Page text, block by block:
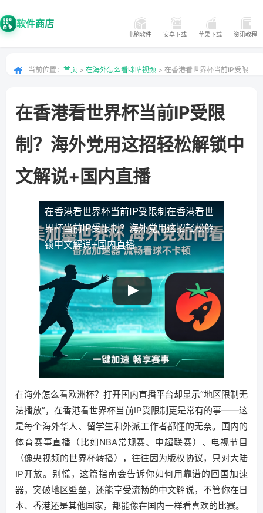
软件商店
电脑软件 安卓下载 苹果下载 资讯教程
当前位置： 首页 > 在海外怎么看咪咕视频 > 在香港看世界杯当前IP受限
在香港看世界杯当前IP受限
制？海外党用这招轻松解锁中
文解说+国内直播
在香港看世界杯当前IP受限制 在香港看世
界杯当前IP受限制？海外党用这招轻松解
锁中文解说+国内直播
在海外怎么看欧洲杯？打开国内直播平台却显示“地区限制无
法播放”，在香港看世界杯当前IP受限制更是常有的事——这
是每个海外华人、留学生和外派工作者都懂的无奈。国内的
体育赛事直播（比如NBA常规赛、中超联赛）、电视节目
（像央视频的世界杯转播），往往因为版权协议，只对大陆
IP开放。别慌，这篇指南会告诉你如何用靠谱的回国加速
器，突破地区壁垒，还能享受流畅的中文解说，不管你在日
本、香港还是其他国家，都能像在国内一样看喜欢的比赛。